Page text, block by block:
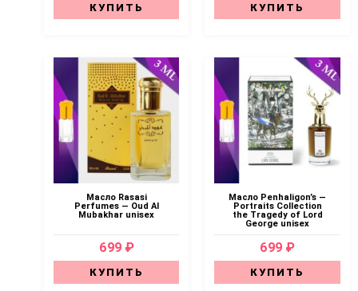
КУПИТЬ КУПИТЬ
Масло Rasasi
Perfumes — Oud Al
Mubakhar unisex
699 ₽
КУПИТЬ
Масло Penhaligon’s —
Portraits Collection
the Tragedy of Lord
George unisex
699 ₽
КУПИТЬ